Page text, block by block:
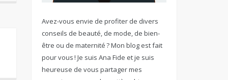
Avez-vous envie de profiter de divers
conseils de beauté, de mode, de bien-
être ou de maternité ? Mon blog est fait
pour vous ! Je suis Ana Fide et je suis
heureuse de vous partager mes